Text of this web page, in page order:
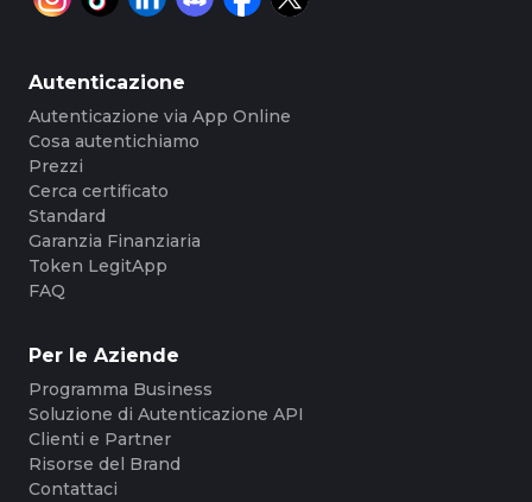
Autenticazione
Autenticazione via App Online
Cosa autentichiamo
Prezzi
Cerca certificato
Standard
Garanzia Finanziaria
Token LegitApp
FAQ
Per le Aziende
Programma Business
Soluzione di Autenticazione API
Clienti e Partner
Risorse del Brand
Contattaci